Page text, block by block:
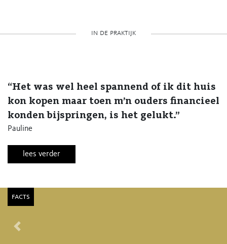
in de praktijk
“Het was wel heel spannend of ik dit huis
kon kopen maar toen m’n ouders financieel
konden bijspringen, is het gelukt.”
Pauline
lees verder
facts
Vorige